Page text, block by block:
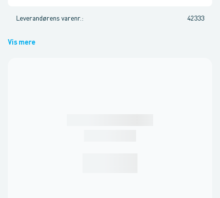
Leverandørens varenr. : 42333
Vis mere